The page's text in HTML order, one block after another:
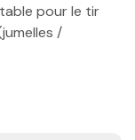
pour le tir
/